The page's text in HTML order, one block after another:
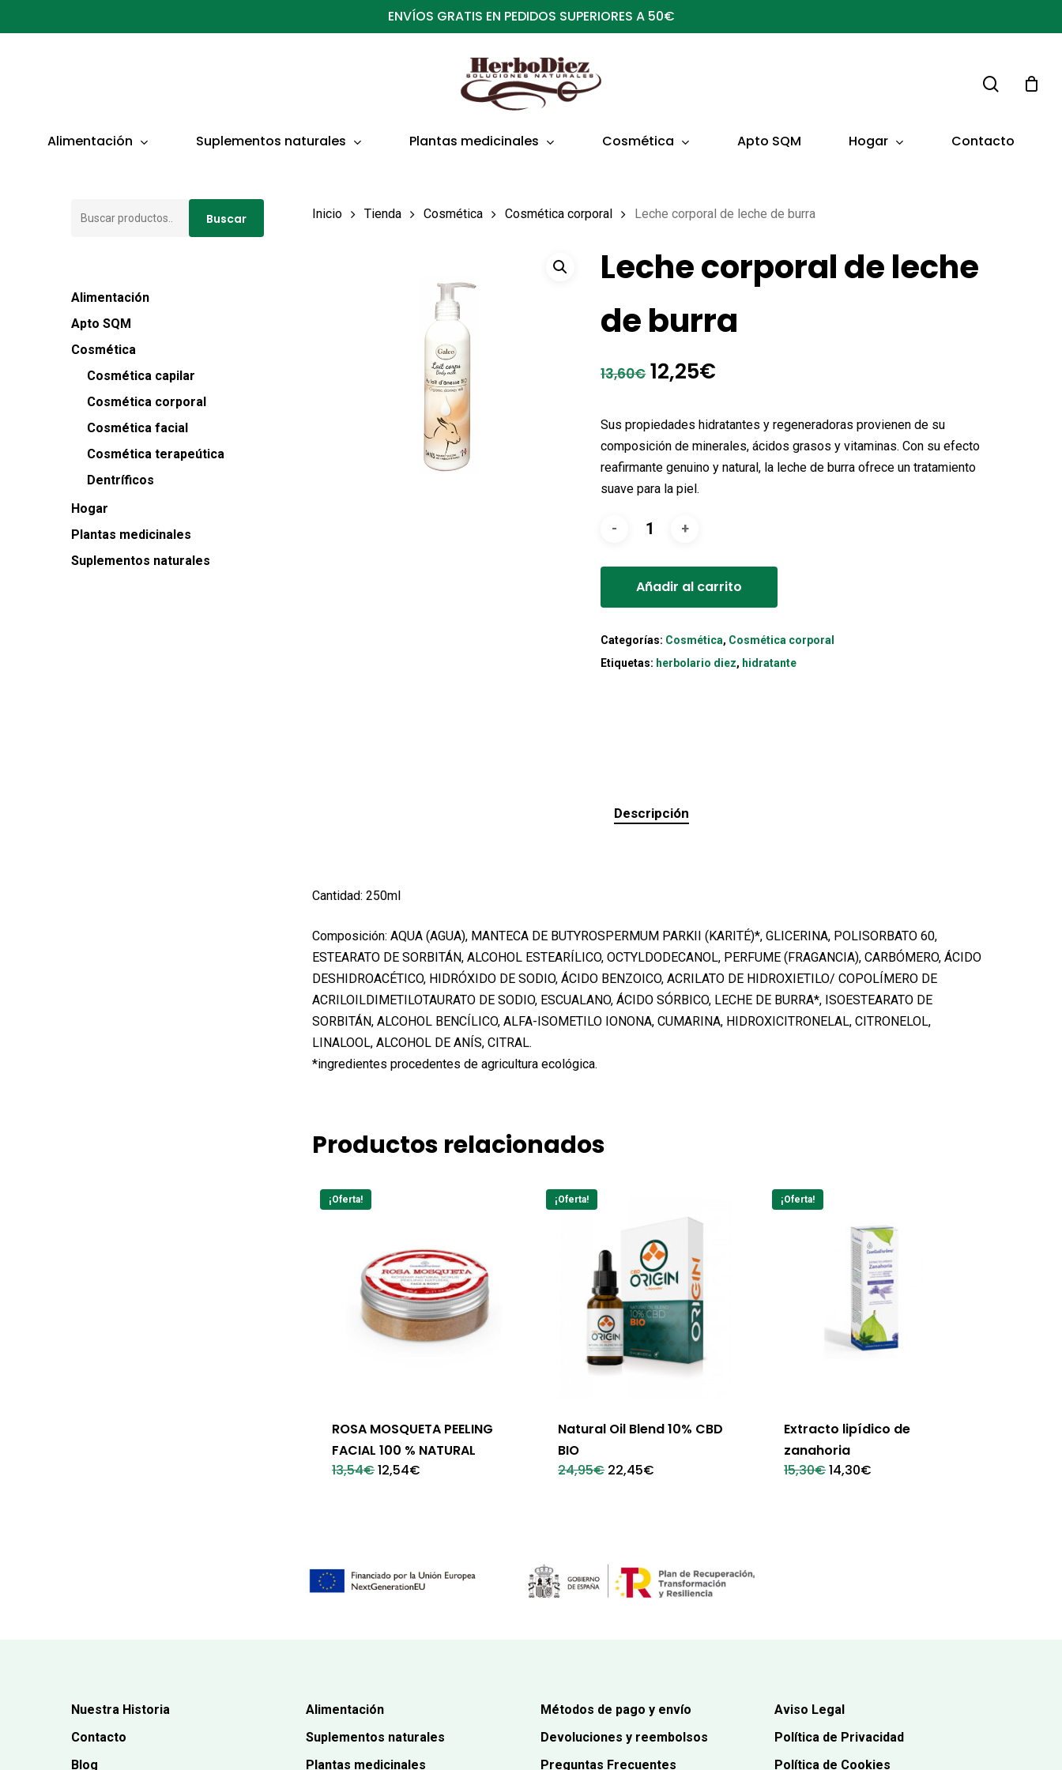
al
ENVÍOS GRATIS EN PEDIDOS SUPERIORES A 50€
Presionar ENTER para buscar o ESC para cerrar
Alimentación Suplementos naturales Plantas medicinales Cosmética Apto SQM Hogar Contacto
Buscar
Alimentación
Apto SQM
Cosmética
Cosmética capilar
Cosmética corporal
Cosmética facial
Cosmética terapeútica
Dentríficos
Hogar
Plantas medicinales
Suplementos naturales
Inicio Tienda Cosmética Cosmética corporal Leche corporal de leche de burra
Leche corporal de leche
de burra
13,60€ El
original
era:
13,60€.
12,25€
actual
es:
12,25€.
Sus propiedades hidratantes y regeneradoras provienen de su
composición de minerales, ácidos grasos y vitaminas. Con su efecto
reafirmante genuino y natural, la leche de burra ofrece un tratamiento
suave para la piel.
Añadir al carrito
Categorías: Cosmética, Cosmética corporal
Etiquetas: herbolario diez, hidratante
Descripción
Cantidad: 250ml
Composición: AQUA (AGUA), MANTECA DE BUTYROSPERMUM PARKII (KARITÉ)*, GLICERINA, POLISORBATO 60,
ESTEARATO DE SORBITÁN, ALCOHOL ESTEARÍLICO, OCTYLDODECANOL, PERFUME (FRAGANCIA), CARBÓMERO, ÁCIDO
DESHIDROACÉTICO, HIDRÓXIDO DE SODIO, ÁCIDO BENZOICO, ACRILATO DE HIDROXIETILO/ COPOLÍMERO DE
ACRILOILDIMETILOTAURATO DE SODIO, ESCUALANO, ÁCIDO SÓRBICO, LECHE DE BURRA*, ISOESTEARATO DE
SORBITÁN, ALCOHOL BENCÍLICO, ALFA-ISOMETILO IONONA, CUMARINA, HIDROXICITRONELAL, CITRONELOL,
LINALOOL, ALCOHOL DE ANÍS, CITRAL.
*ingredientes procedentes de agricultura ecológica.
Productos relacionados
¡Oferta!
ROSA MOSQUETA PEELING
FACIAL 100 % NATURAL
13,54€El
precio
12,54€
¡Oferta!
Natural Oil Blend 10% CBD
BIO
24,95€ El
precio
22,45€
¡Oferta!
Extracto lipídico de
zanahoria
15,30€El
precio
14,30€
Nuestra Historia
Contacto
Blog
Alimentación
Suplementos naturales
Plantas medicinales
Métodos de pago y envío
Devoluciones y reembolsos
Preguntas Frecuentes
Aviso Legal
Política de Privacidad
Política de Cookies